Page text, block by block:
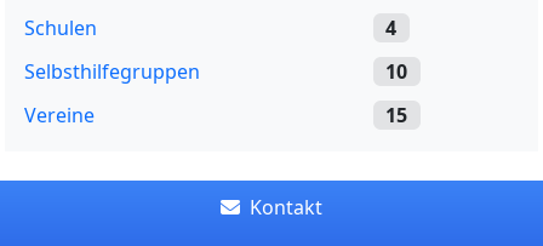
Schulen
4
Selbsthilfegruppen
10
Vereine
15
Kontakt